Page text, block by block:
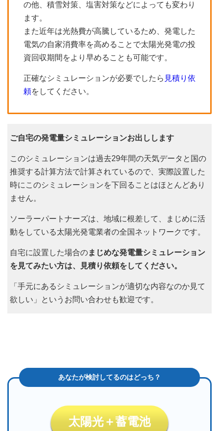
の他、積雪対策、塩害対策などによっても変わり
ます。
また近年は光熱費が高騰しているため、発電した
電気の自家消費率を高めることで太陽光発電の投
資回収期間をより早めることも可能です。
正確なシミュレーションが必要でしたら 見積り依
頼をしてください。
ご自宅の発電量シミュレーションお出しします
このシミュレーションは過去29年間の天気データと国の
推奨する計算方法で計算されているので、実際設置した
時にこのシミュレーションを下回ることはほとんどあり
ません。
ソーラーパートナーズは、地域に根差して、まじめに活
動をしている太陽光発電業者の全国ネットワークです。
自宅に設置した場合のまじめな発電量シミュレーション
を見てみたい方は、見積り依頼をしてください。
「手元にあるシミュレーションが適切な内容なのか見て
欲しい」というお問い合わせも歓迎です。
太陽光＋蓄電池